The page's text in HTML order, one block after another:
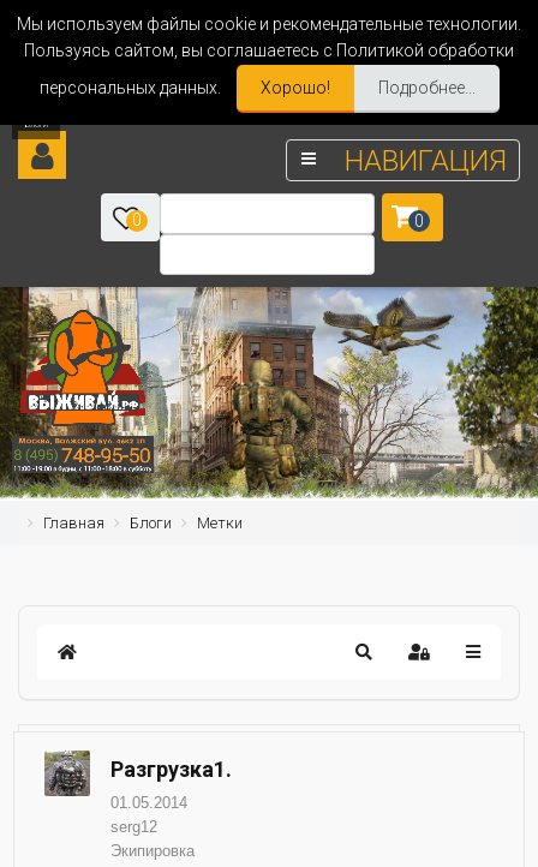
Мы используем файлы cookie и рекомендательные технологии.
Пользуясь сайтом, вы соглашаетесь с Политикой обработки
персональных данных.
Хорошо! Подробнее...
НАВИГАЦИЯ
0 0
Главная Блоги Метки
Разгрузка1.
01.05.2014
serg12
Экипировка